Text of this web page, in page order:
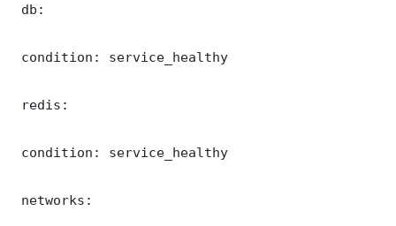
db:
condition: service_healthy
redis:
condition: service_healthy
networks: